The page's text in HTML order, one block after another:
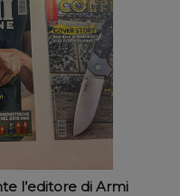
l’editore di Armi